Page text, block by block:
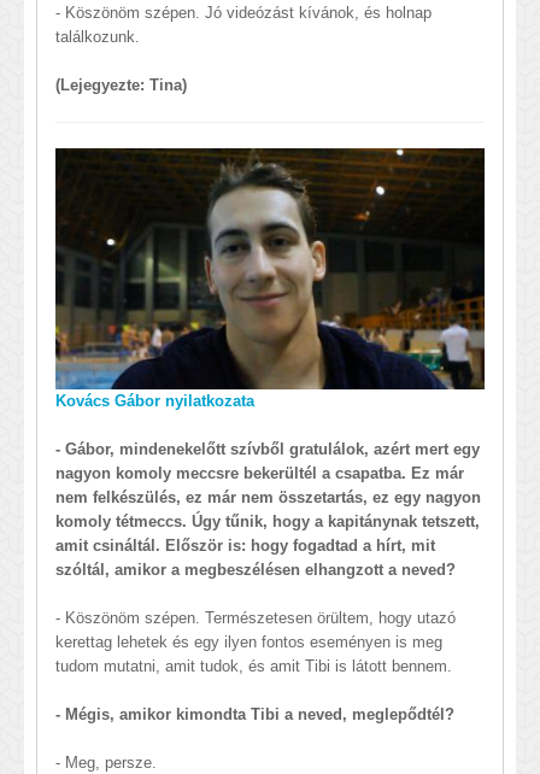
- Köszönöm szépen. Jó videózást kívánok, és holnap
találkozunk.
(Lejegyezte: Tina)
Kovács Gábor nyilatkozata
- Gábor, mindenekelőtt szívből gratulálok, azért mert egy
nagyon komoly meccsre bekerültél a csapatba. Ez már
nem felkészülés, ez már nem összetartás, ez egy nagyon
komoly tétmeccs. Úgy tűnik, hogy a kapitánynak tetszett,
amit csináltál. Először is: hogy fogadtad a hírt, mit
szóltál, amikor a megbeszélésen elhangzott a neved?
- Köszönöm szépen. Természetesen örültem, hogy utazó
kerettag lehetek és egy ilyen fontos eseményen is meg
tudom mutatni, amit tudok, és amit Tibi is látott bennem.
- Mégis, amikor kimondta Tibi a neved, meglepődtél?
- Meg, persze.